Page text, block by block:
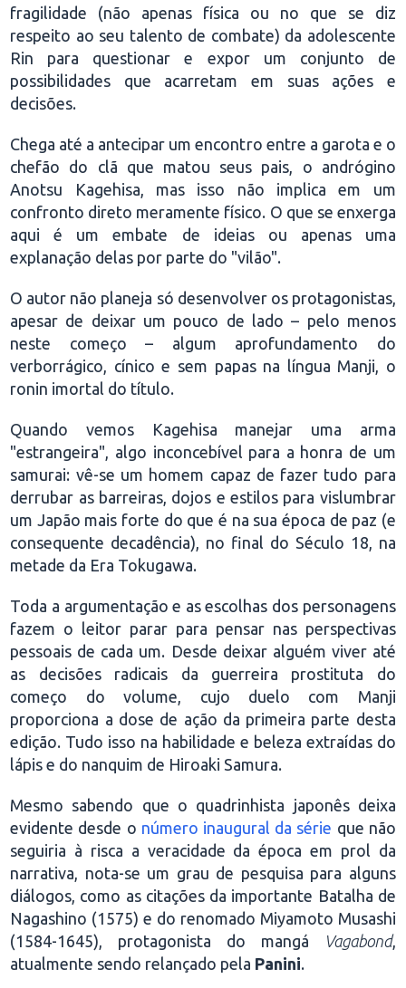
fragilidade (não apenas física ou no que se diz
respeito ao seu talento de combate) da adolescente
Rin para questionar e expor um conjunto de
possibilidades que acarretam em suas ações e
decisões.
Chega até a antecipar um encontro entre a garota e o
chefão do clã que matou seus pais, o andrógino
Anotsu Kagehisa, mas isso não implica em um
confronto direto meramente físico. O que se enxerga
aqui é um embate de ideias ou apenas uma
explanação delas por parte do "vilão".
O autor não planeja só desenvolver os protagonistas,
apesar de deixar um pouco de lado – pelo menos
neste começo – algum aprofundamento do
verborrágico, cínico e sem papas na língua Manji, o
ronin imortal do título.
Quando vemos Kagehisa manejar uma arma
"estrangeira", algo inconcebível para a honra de um
samurai: vê-se um homem capaz de fazer tudo para
derrubar as barreiras, dojos e estilos para vislumbrar
um Japão mais forte do que é na sua época de paz (e
consequente decadência), no final do Século 18, na
metade da Era Tokugawa.
Toda a argumentação e as escolhas dos personagens
fazem o leitor parar para pensar nas perspectivas
pessoais de cada um. Desde deixar alguém viver até
as decisões radicais da guerreira prostituta do
começo do volume, cujo duelo com Manji
proporciona a dose de ação da primeira parte desta
edição. Tudo isso na habilidade e beleza extraídas do
lápis e do nanquim de Hiroaki Samura.
Mesmo sabendo que o quadrinhista japonês deixa
evidente desde o número inaugural da série que não
seguiria à risca a veracidade da época em prol da
narrativa, nota-se um grau de pesquisa para alguns
diálogos, como as citações da importante Batalha de
Nagashino (1575) e do renomado Miyamoto Musashi
(1584-1645), protagonista do mangá
Vagabond,
atualmente sendo relançado pela Panini.